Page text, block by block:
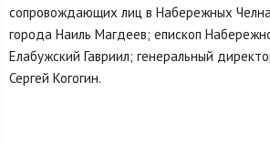
сопровождающих лиц в Набережных
города Наиль Магдеев; епископ
Елабужский Гавриил; генеральный
Сергей Когогин.